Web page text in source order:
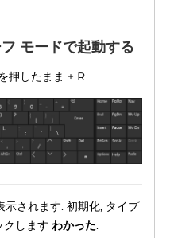
モードで起動する
押したまま + R
示されます. 初期化, タイプ
クしますわかった.